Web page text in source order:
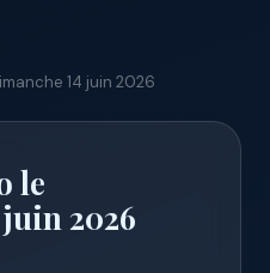
14 juin 2026
le
2026